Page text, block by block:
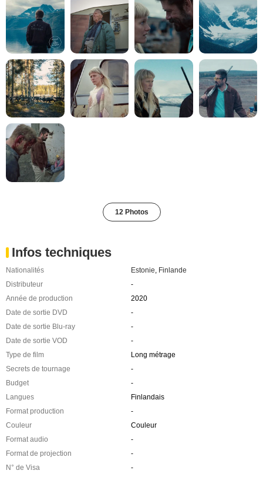
12 Photos
Infos techniques
Nationalités Estonie Finlande
Distributeur
-
Année de production
2020
Date de sortie DVD
-
Date de sortie Blu-ray
-
Date de sortie VOD
-
Type de film
Long métrage
Secrets de tournage
-
Budget
-
Langues
Finlandais
Format production
-
Couleur
Couleur
Format audio
-
Format de projection
-
N° de Visa
-